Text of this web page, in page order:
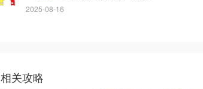
2025-08-16
相关攻略